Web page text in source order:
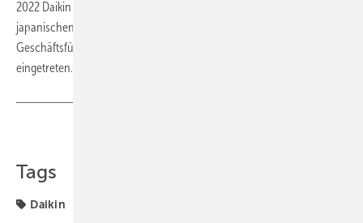
2022 Daikin Airconditioning Germany und wechselte zum
japanischen Mutterkonzern. Akamatsu war im April 2018 in die
Geschäftsführung von
eingetreten. ■
Tags
Daikin